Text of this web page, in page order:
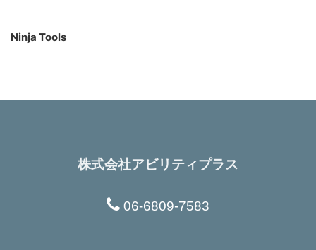
Ninja Tools
株式会社アビリティプラス